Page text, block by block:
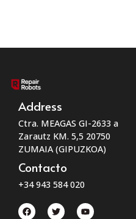
Address
Ctra. MEAGAS GI-2633 a
Zarautz KM. 5,5 20750
ZUMAIA (GIPUZKOA)
Contacto
+34 943 584 020